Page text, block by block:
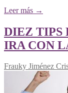
Leer más →
DIEZ TIPS
IRA CON
Frauky Jiménez